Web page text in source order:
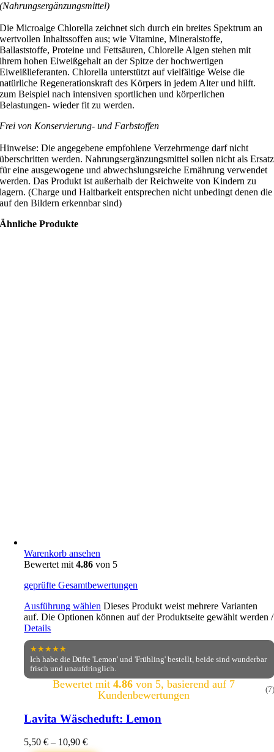
(Nahrungsergänzungsmittel)
Die Microalge Chlorella zeichnet sich durch ein breites Spektrum an
wertvollen Inhaltssoffen aus; wie Vitamine, Mineralstoffe,
Ballaststoffe, Proteine und Fettsäuren, Chlorelle Algen stehen mit
ihrem hohen Eiweißgehalt an der Spitze der hochwertigen
Eiweißlieferanten. Chlorella unterstützt auf vielfältige Weise die
natürliche Regenerationskraft des Körpers in jedem Alter und hilft.
zum Beispiel nach intensiven sportlichen und körperlichen
Belastungen- wieder fit zu werden.
Frei von Konservierung- und Farbstoffen
Hinweise: Die angegebene empfohlene Verzehrmenge darf nicht
überschritten werden. Nahrungsergänzungsmittel sollen nicht als Ersatz
für eine ausgewogene und abwechslungsreiche Ernährung verwendet
werden. Das Produkt ist außerhalb der Reichweite von Kindern zu
lagern. (Charge und Haltbarkeit entsprechen nicht unbedingt denen die
auf den Bildern erkennbar sind)
Ähnliche Produkte
Warenkorb ansehen
Bewertet mit4.86 von 5
geprüfte Gesamtbewertungen
Ausführung wählen Dieses Produkt weist mehrere Varianten
auf. Die Optionen können auf der Produktseite gewählt werden/
Details
★★★★★
Ich habe die Düfte 'Lemon' und 'Frühling' bestellt, beide sind wunderbar
frisch und unaufdringlich.
Bewertet mit 4.86von 5, basierend auf 7
Kundenbewertungen
(7)
Lavita Wäscheduft: Lemon
5,50€ – 10,90€